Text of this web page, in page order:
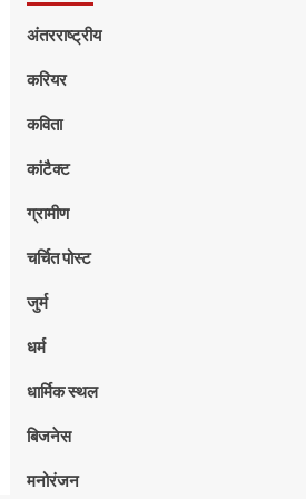
अंतरराष्ट्रीय
करियर
कविता
कांटैक्ट
ग्रामीण
चर्चित पोस्ट
जुर्म
धर्म
धार्मिक स्थल
बिजनेस
मनोरंजन